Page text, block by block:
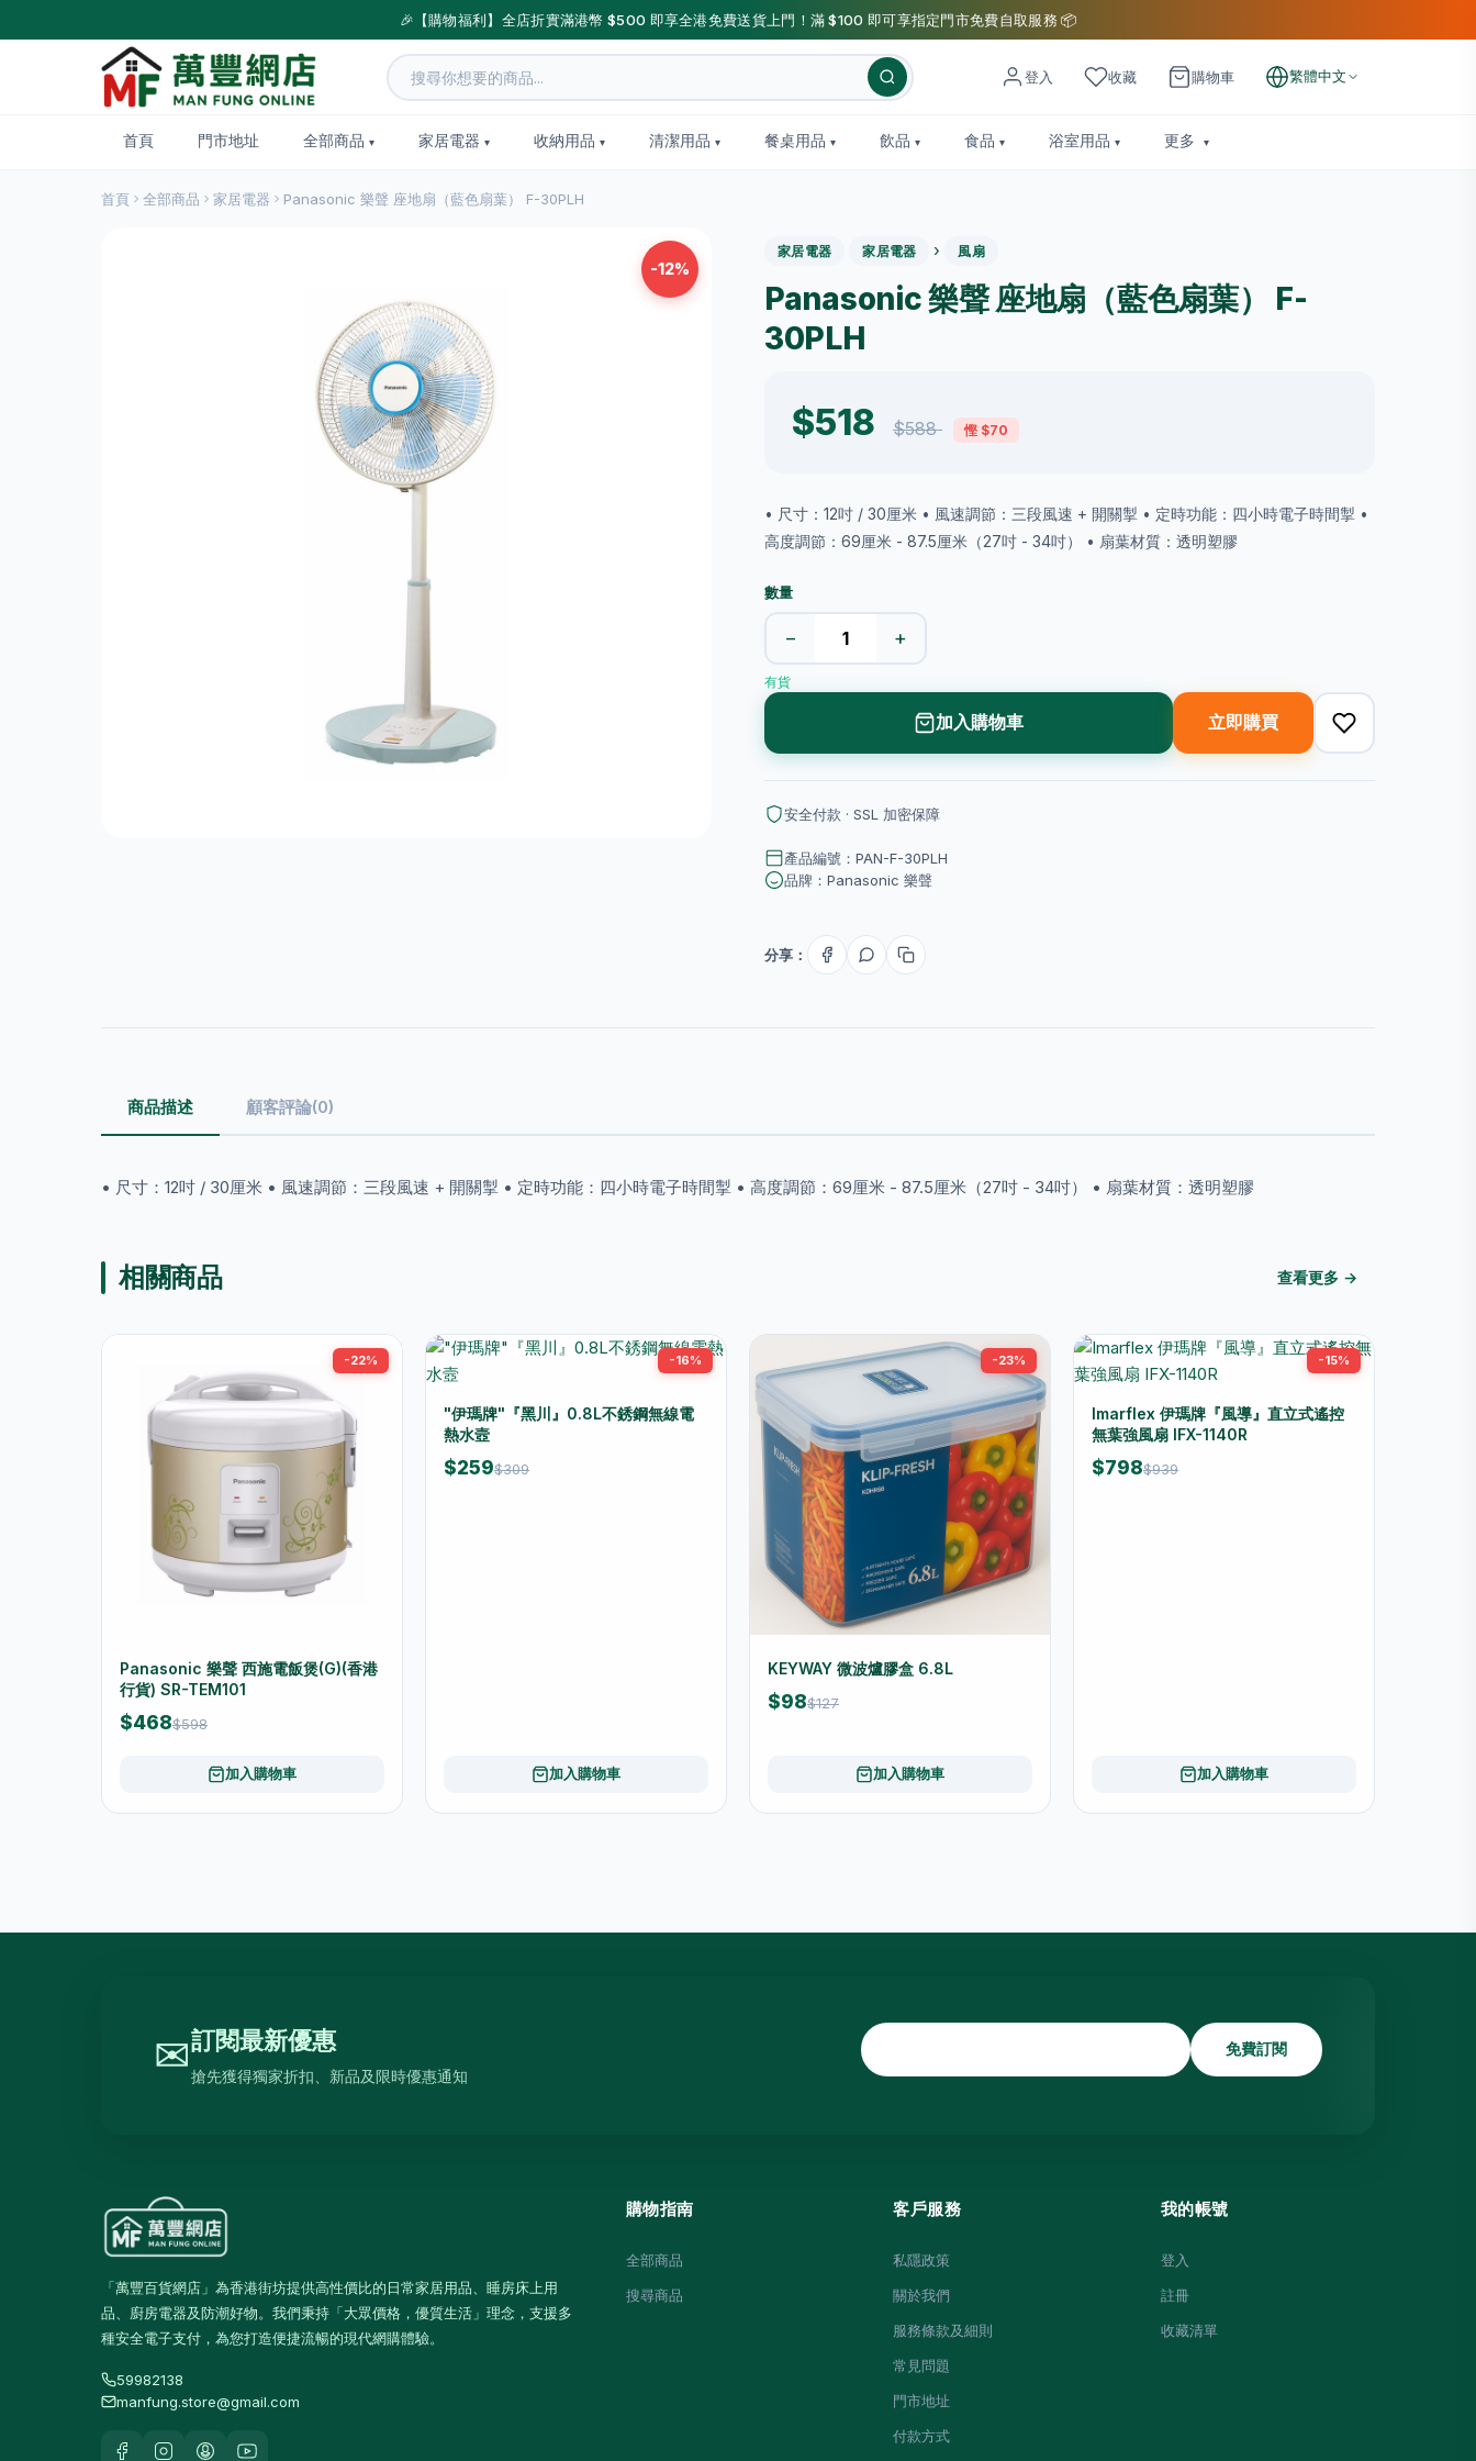
🎉【購物福利】全店折實滿港幣 $500 即享全港免費送貨上門！滿 $100 即可享指定門市免費自取服務 📦
登入 收藏 購物車 繁體中文
首頁 門市地址 全部商品 家居電器 收納用品 清潔用品 餐桌用品 飲品 食品 浴室用品 更多
首頁 全部商品 家居電器 Panasonic 樂聲 座地扇（藍色扇葉） F-30PLH
-12%
家居電器 家居電器 › 風扇
Panasonic 樂聲 座地扇（藍色扇葉） F-
30PLH
$518 $588 慳 $70
• 尺寸：12吋 / 30厘米 • 風速調節：三段風速 + 開關掣 • 定時功能：四小時電子時間掣 •
高度調節：69厘米 - 87.5厘米（27吋 - 34吋） • 扇葉材質：透明塑膠
數量
− +
有貨
加入購物車 立即購買
安全付款 · SSL 加密保障
產品編號：PAN-F-30PLH
品牌：Panasonic 樂聲
分享：
商品描述 顧客評論(0)
• 尺寸：12吋 / 30厘米 • 風速調節：三段風速 + 開關掣 • 定時功能：四小時電子時間掣 • 高度調節：69厘米 - 87.5厘米（27吋 - 34吋） • 扇葉材質：透明塑膠
相關商品 查看更多 →
-22%
Panasonic 樂聲 西施電飯煲(G)(香港
行貨) SR-TEM101
$468$598
加入購物車
-16%
"伊瑪牌"『黑川』0.8L不銹鋼無線電
熱水壼
$259$309
加入購物車
-23%
KEYWAY 微波爐膠盒 6.8L
$98$127
加入購物車
-15%
Imarflex 伊瑪牌『風導』直立式遙控
無葉強風扇 IFX-1140R
$798$939
加入購物車
✉訂閱最新優惠
搶先獲得獨家折扣、新品及限時優惠通知
免費訂閱
「萬豐百貨網店」為香港街坊提供高性價比的日常家居用品、睡房床上用
品、廚房電器及防潮好物。我們秉持「大眾價格，優質生活」理念，支援多
種安全電子支付，為您打造便捷流暢的現代網購體驗。
59982138
manfung.store@gmail.com
購物指南
全部商品
搜尋商品
客戶服務
私隱政策
關於我們
服務條款及細則
常見問題
門市地址
付款方式
我的帳號
登入
註冊
收藏清單